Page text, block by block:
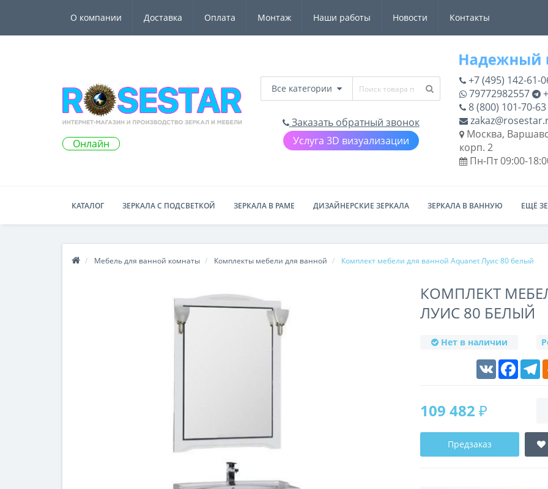
О компании Доставка Оплата Монтаж Наши работы Новости Контакты
Онлайн
Все категории
Заказать обратный звонок
Услуга 3D визуализации
+7 (495) 142-61-
79772982557
8 (800) 101-70-63
Москва,
корп. 2
Пн-Пт 09:00-
КАТАЛОГ ЗЕРКАЛА С ПОДСВЕТКОЙ ЗЕРКАЛА В РАМЕ ДИЗАЙНЕРСКИЕ ЗЕРКАЛА ЗЕРКАЛА В ВАННУЮ ЕЩЁ
Мебель для ванной комнаты Комплекты мебели для ванной Комплект мебели для ванной Aquanet Луис 80 белый
КОМПЛЕКТ
ЛУИС 80 БЕЛЫЙ
Нет в наличии
VK
109 482 ₽
Предзаказ